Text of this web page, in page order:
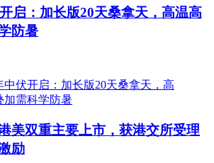
启：加长版20天桑拿天，高温高
防暑
美双重主要上市，获港交所受理
励